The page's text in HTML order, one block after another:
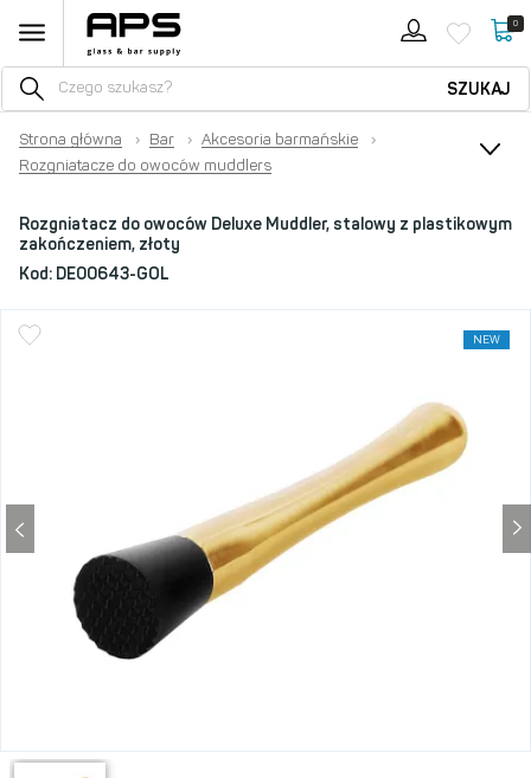
0
SZUKAJ
Strona główna › Bar › Akcesoria barmańskie
›
Rozgniatacze do owoców muddlers
Rozgniatacz do owoców Deluxe Muddler, stalowy z plastikowym
zakończeniem, złoty
Kod: DE00643-GOL
NEW